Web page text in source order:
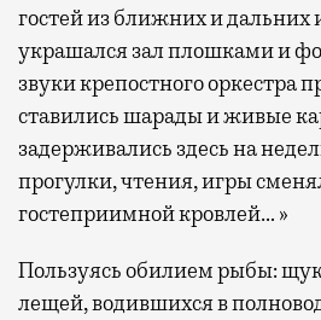
гостей из ближних и
украшался зал плошками и
звуки крепостного оркестра
ставились шарады и живые
задерживались здесь на
прогулки, чтения, игры
гостеприимной кровлей… »
Пользуясь обилием рыбы:
лещей, водившихся в